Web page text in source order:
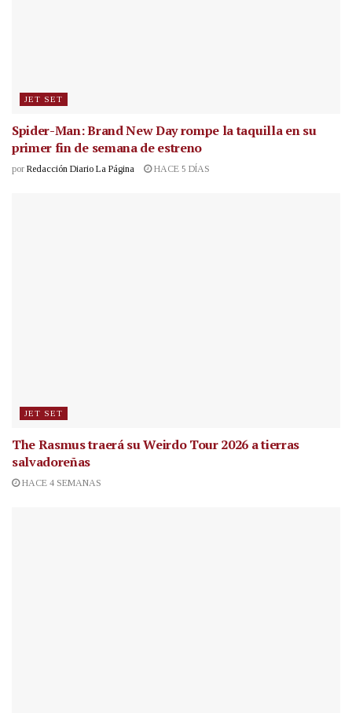
JET SET
Spider-Man: Brand New Day rompe la taquilla en su
primer fin de semana de estreno
por Redacción Diario La Página HACE 5 DÍAS
JET SET
The Rasmus traerá su Weirdo Tour 2026 a tierras
salvadoreñas
HACE 4 SEMANAS